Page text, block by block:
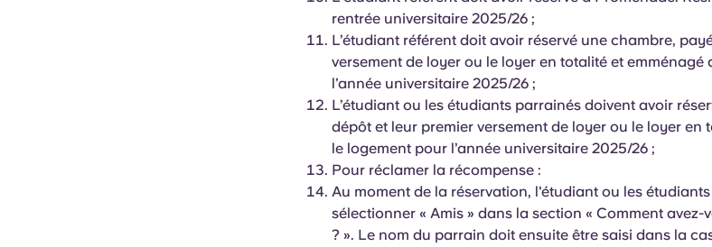
rentrée universitaire 2025/26 ;
L’étudiant référent doit avoir réservé une chambre,
versement de loyer ou le loyer en totalité et emménagé
l’année universitaire 2025/26 ;
L’étudiant ou les étudiants parrainés doivent avoir
dépôt et leur premier versement de loyer ou le loyer en
le logement pour l’année universitaire 2025/26 ;
Pour réclamer la récompense :
Au moment de la réservation, l'étudiant ou les
sélectionner « Amis » dans la section « Comment
? ». Le nom du parrain doit ensuite être saisi dans la